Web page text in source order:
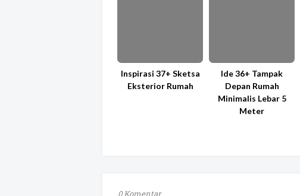
Inspirasi 37+ Sketsa
Eksterior Rumah
Ide 36+ Tampak
Depan Rumah
Minimalis Lebar 5
Meter
0 Komentar